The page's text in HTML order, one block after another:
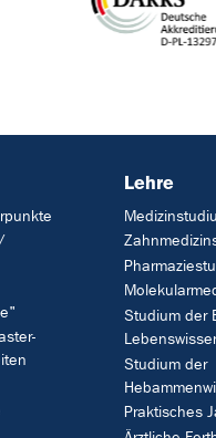
Lehre
Studium der
Studium der
Praktisches